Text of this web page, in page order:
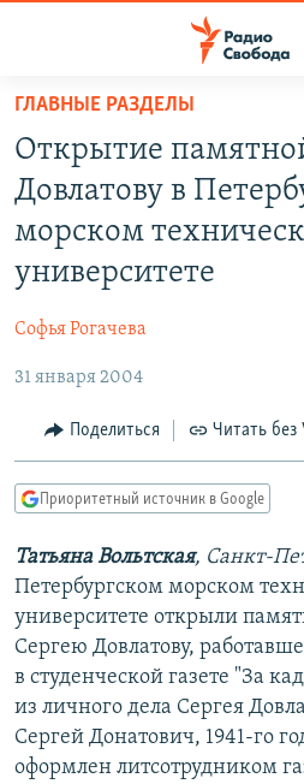
упрощенного
доступа
Вернуться
основному
содержанию
Вернутся
навигации
Вернутся
поиску
ПОДКАСТЫ
АВТОРСКИЕ ПРОЕКТЫ
КУЛЬТУРА
IDEL.РЕАЛИИ
КАВКАЗ.РЕАЛИИ
СИБИРЬ.РЕАЛИИ
РАСПИСАНИЕ ВЕЩАНИЯ
ПОДПИШИТЕСЬ НА РАССЫЛКУ
СОЦИАЛЬНЫЕ СЕТИ
ГЛАВНЫЕ РАЗДЕЛЫ
Открытие
Довлатову в
морском
университете
Софья Рогачева
31 января 2004
Поделиться Читать без
Приоритетный источник в Google
Татьяна Вольтская, Санкт-
Петербургском морском
университете открыли
Сергею Довлатову,
в студенческой газете "За
из личного дела Сергея
Сергей Донатович, 1941-го
оформлен литсотрудником